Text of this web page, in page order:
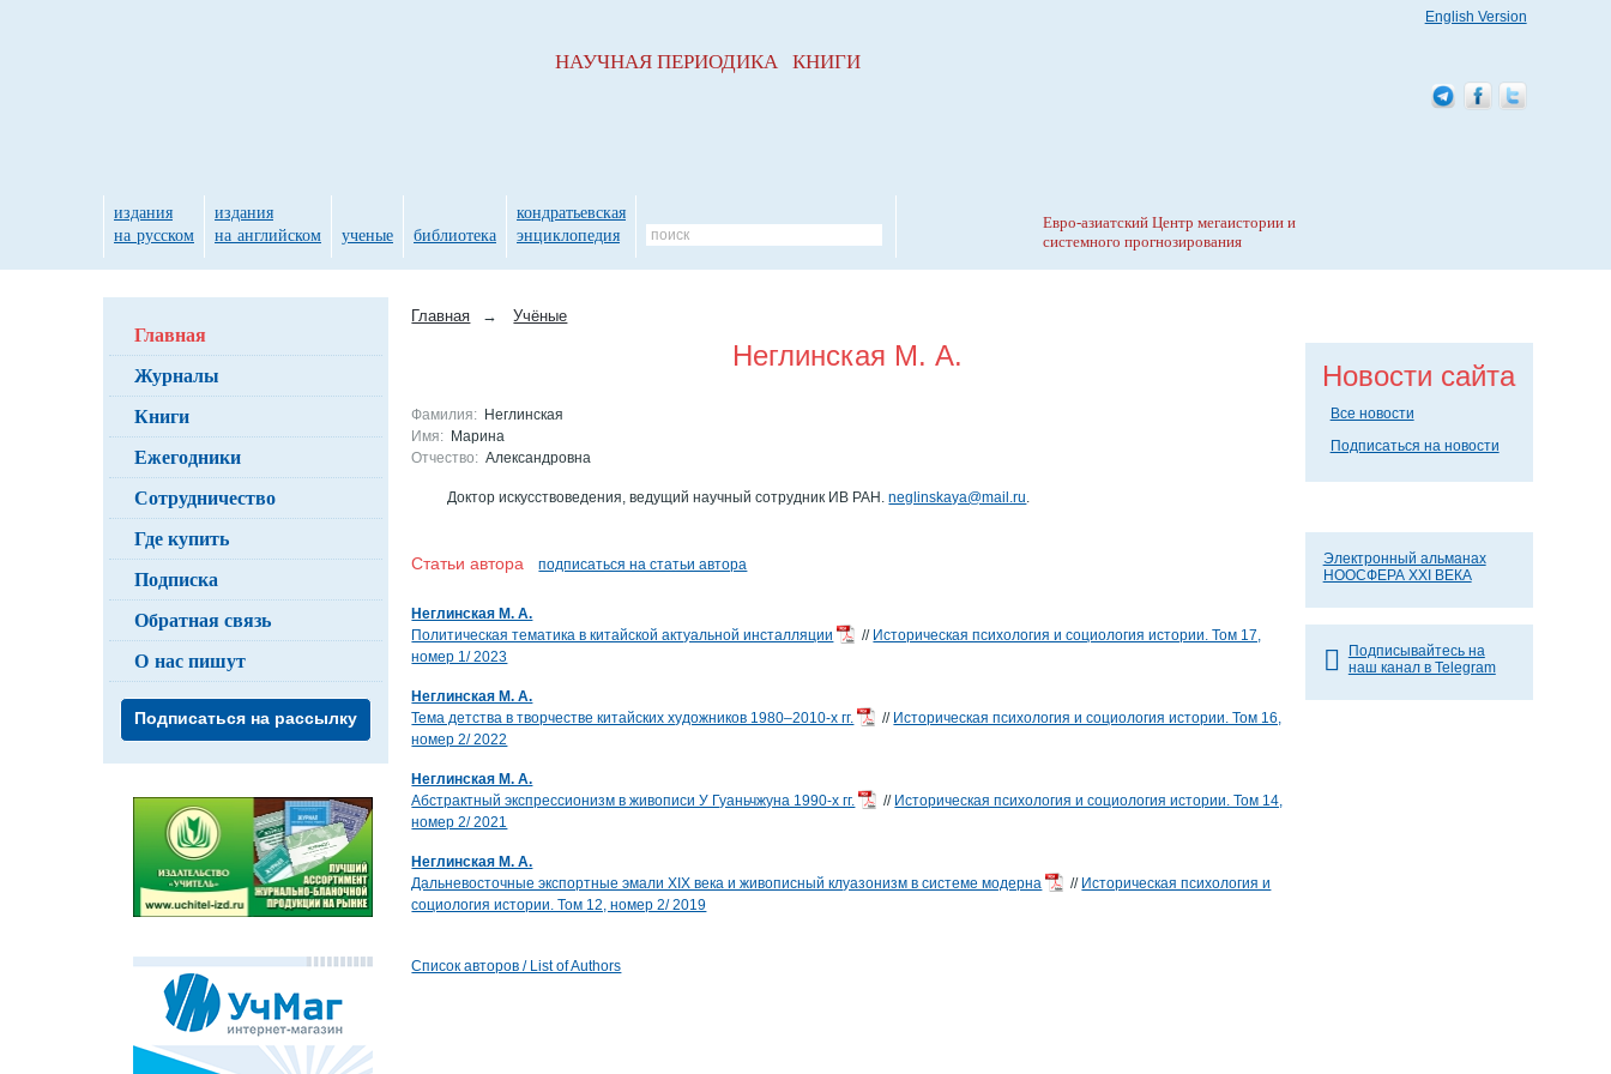
Главная → Учёные
Неглинская М. А.
Фамилия: Неглинская
Имя: Марина
Отчество: Александровна
Доктор искусствоведения, ведущий научный сотрудник ИВ РАН.neglinskaya@mail.ru.
Статьи автораподписаться на статьи автора
Неглинская М. А.
Политическая тематика в китайской актуальной инсталляции
// Историческая психология и социология истории. Том 17,
номер 1/ 2023
Неглинская М. А.
Тема детства в творчестве китайских художников 1980–2010-х гг.
// Историческая психология и социология истории. Том 16,
номер 2/ 2022
Неглинская М. А.
Абстрактный экспрессионизм в живописи У Гуаньчжуна 1990-х гг.
// Историческая психология и социология истории. Том 14,
номер 2/ 2021
Неглинская М. А.
Дальневосточные экспортные эмали XIX века и живописный клуазонизм в системе модерна
// Историческая психология и
социология истории. Том 12, номер 2/ 2019
Список авторов / List of Authors
Главная
Журналы
Книги
Ежегодники
Сотрудничество
Где купить
Подписка
Обратная связь
О нас пишут
Подписаться на рассылку
Новости сайта
Все новости
Подписаться на новости
Электронный альманах
НООСФЕРА XXI ВЕКА
Подписывайтесь на
наш канал в Telegram
НАУЧНАЯ ПЕРИОДИКА КНИГИ
издания
на русском
издания
на английском
ученые библиотека
кондратьевская
энциклопедия
Евро-азиатский Центр мегаистории и
системного прогнозирования
English Version